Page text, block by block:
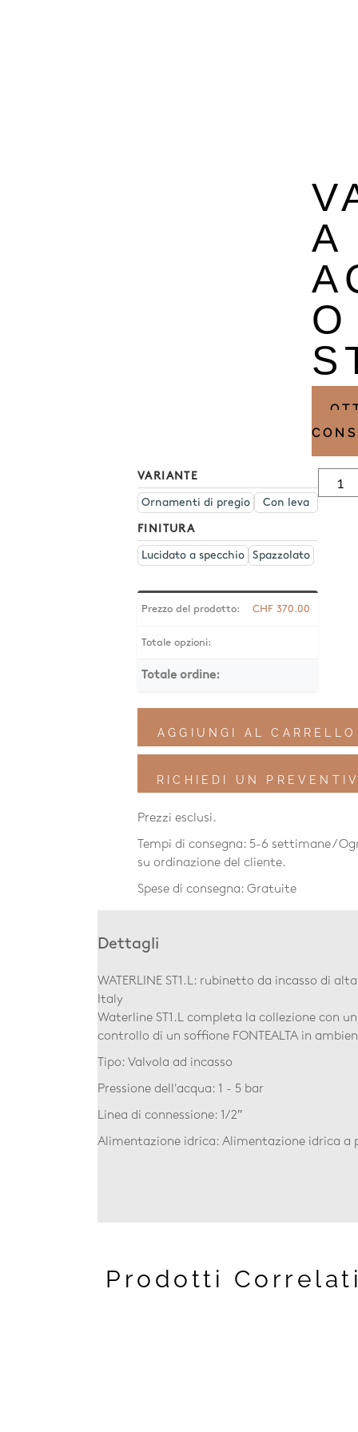
A
VARIANTE
Ornamenti di pregio Con leva
FINITURA
Lucidato a specchio Spazzolato
Prezzo del prodotto: CHF 370.00
Totale opzioni:
Totale ordine:
Ventil
AGGIUNGI AL CARRELLO
RICHIEDI UN
Prezzi esclusi.
Tempi di consegna: 5-6 settimane /
su ordinazione del cliente.
Spese di consegna: Gratuite
Dettagli
WATERLINE ST1.L: rubinetto da incasso di
Italy
Waterline ST1.L completa la collezione con
controllo di un soffione FONTEALTA in
Tipo: Valvola ad incasso
Pressione dell'acqua: 1 - 5 bar
Linea di connessione: 1/2″
Alimentazione idrica: Alimentazione idrica a
Prodotti Correlati